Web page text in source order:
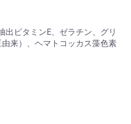
ビタミンE、ゼラチン、グリ
来）、ヘマトコッカス藻色素